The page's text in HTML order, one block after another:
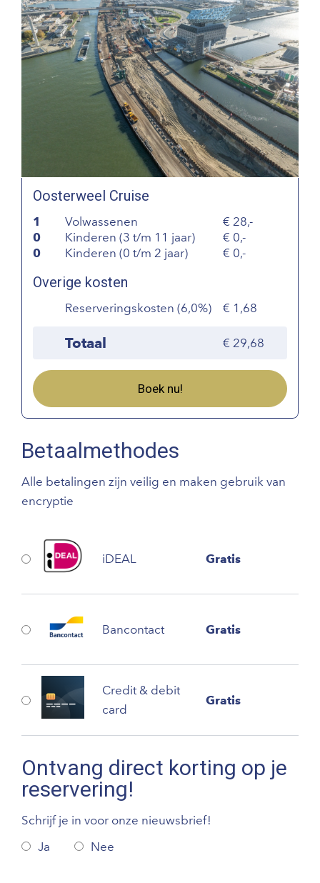
Oosterweel Cruise
1 Volwassenen
28,-
0
Kinderen (3 t/m 11 jaar)
0,-
0
Kinderen (0 t/m 2 jaar) 0,-
Overige kosten
Reserveringskosten (6,0%) 1,68
Totaal 29,68
Boek nu!
Betaalmethodes
Alle betalingen zijn veilig en maken gebruik van
encryptie
iDEAL Gratis
Bancontact Gratis
Credit & debit
card
Gratis
Ontvang direct korting op je
reservering!
Schrijf je in voor onze nieuwsbrief!
Ja
Nee